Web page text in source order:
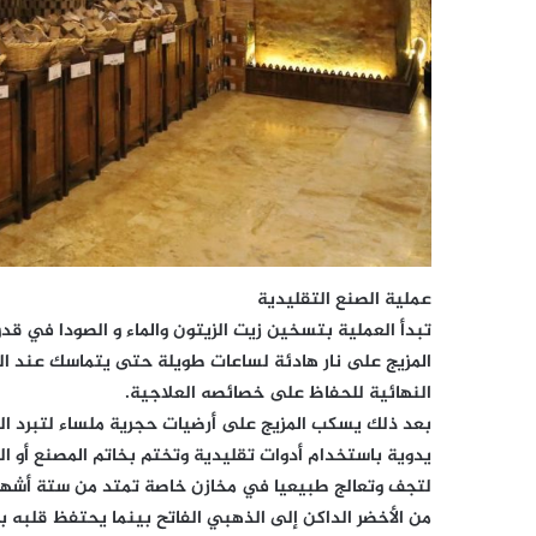
عملية الصنع التقليدية
تبدأ العملية بتسخين زيت الزيتون والماء و الصودا
المزيج على نار هادئة لساعات طويلة حتى يتماسك عند
النهائية للحفاظ على خصائصه العلاجية.
بعد ذلك يسكب المزيج على أرضيات حجرية ملساء لتبرد
يدوية باستخدام أدوات تقليدية وتختم بخاتم المصنع
لتجف وتعالج طبيعيا في مخازن خاصة تمتد من ستة
من الأخضر الداكن إلى الذهبي الفاتح بينما يحتفظ قلبه